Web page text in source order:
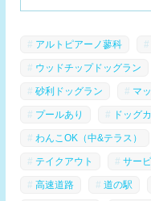
アルトピアーノ蓼科
ウッドチップドッグラン
砂利ドッグラン マ
プールあり ドッグ
わんこOK（中&テラス）
テイクアウト サー
高速道路 道の駅